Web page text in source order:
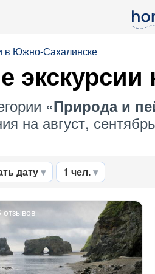
в Южно-Сахалинске
«Природа и
на август,
дату 1 чел.
отзывов